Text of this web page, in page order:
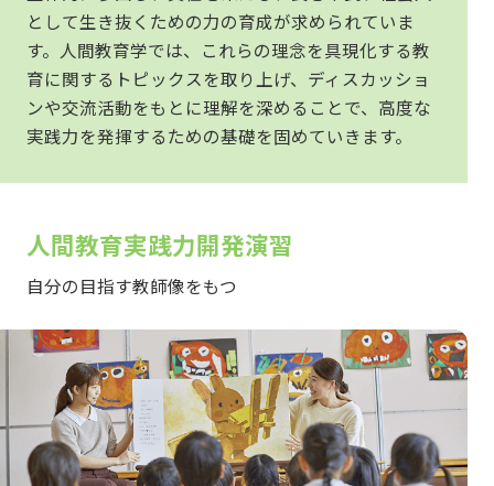
として生き抜くための力の育成が求められていま
す。人間教育学では、これらの理念を具現化する教
育に関するトピックスを取り上げ、ディスカッショ
ンや交流活動をもとに理解を深めることで、高度な
実践力を発揮するための基礎を固めていきます。
人間教育実践力開発演習
自分の目指す教師像をもつ